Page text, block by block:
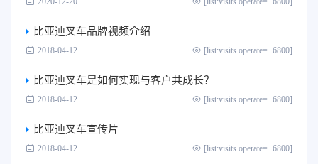
比亚迪叉车品牌视频介绍
2018-04-12 [list:visits operate=+6800]
比亚迪叉车是如何实现与客户共成长？
2018-04-12 [list:visits operate=+6800]
比亚迪叉车宣传片
2018-04-12 [list:visits operate=+6800]